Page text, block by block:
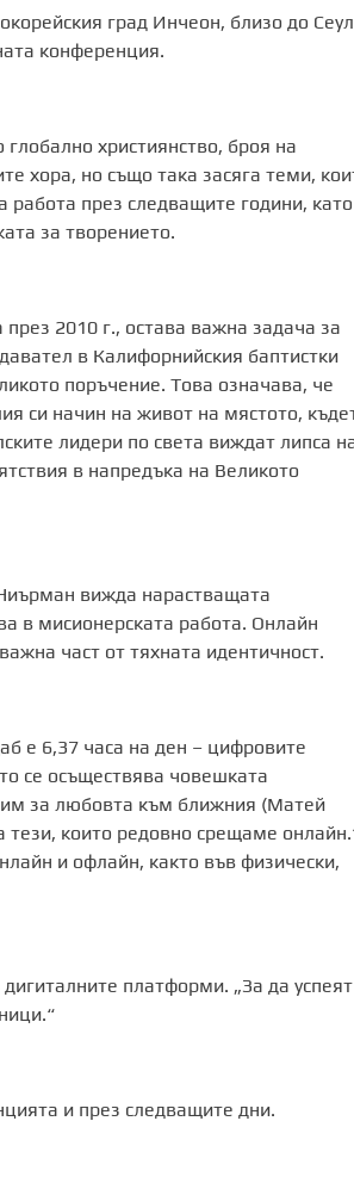
град Инчеон, близо до
конференция.
християнство, броя на
хора, но също така засяга теми,
работа през следващите години, като
за творението.
2010 г., остава важна задача за
в Калифорнийския баптистки
поръчение. Това означава, че
си начин на живот на мястото,
лидери по света виждат липса
в напредъка на Великото
вижда нарастващата
в мисионерската работа. Онлайн
част от тяхната идентичност.
е 6,37 часа на ден – цифровите
се осъществява човешката
за любовта към ближния (Матей
тези, които редовно срещаме
и офлайн, както във физически,
платформи. „За да
и през следващите дни.